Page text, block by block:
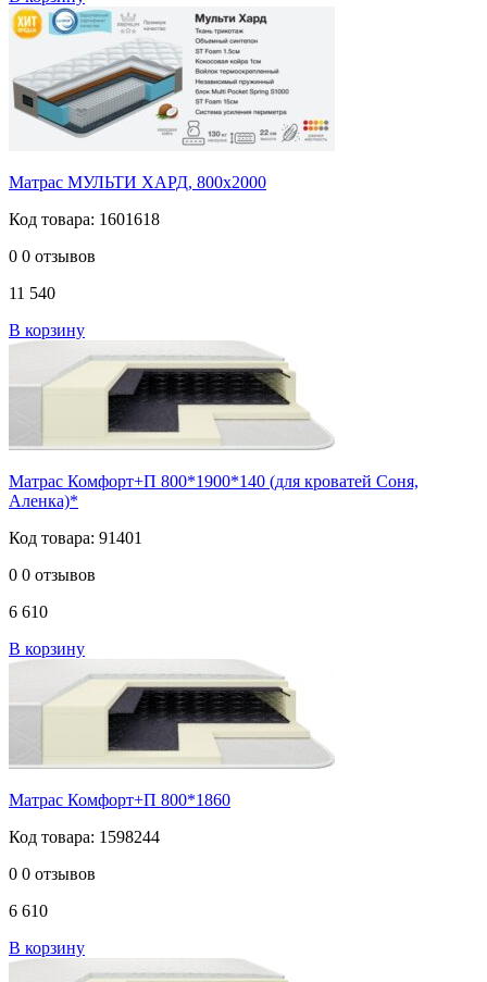
Матрас МУЛЬТИ ХАРД, 800х2000
Код товара: 1601618
0 0 отзывов
11 540
В корзину
Матрас Комфорт+П 800*1900*140 (для кроватей Соня,
Аленка)*
Код товара: 91401
0 0 отзывов
6 610
В корзину
Матрас Комфорт+П 800*1860
Код товара: 1598244
0 0 отзывов
6 610
В корзину